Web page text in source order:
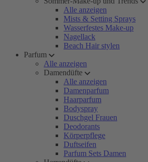
Alle anzeigen
Mists & Setting Sprays
Wasserfestes Make-up
Nagellack
Beach Hair stylen
Parfum
Alle anzeigen
Damendüfte
Alle anzeigen
Damenparfum
Haarparfum
Bodyspray
Duschgel Frauen
Deodorants
Körperpflege
Duftseifen
Parfum Sets Damen